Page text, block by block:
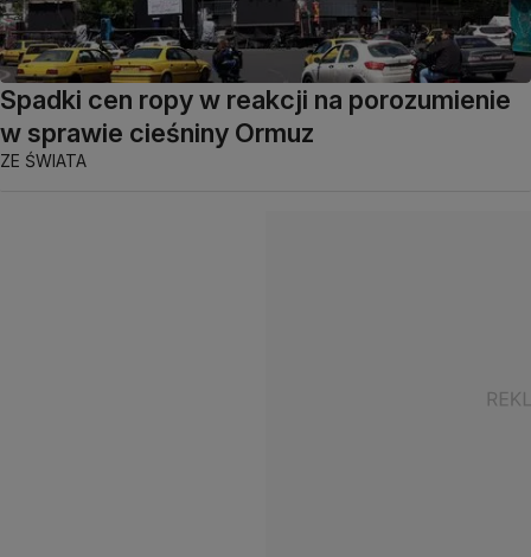
Spadki cen ropy w reakcji na porozumienie
w sprawie cieśniny Ormuz
ZE ŚWIATA